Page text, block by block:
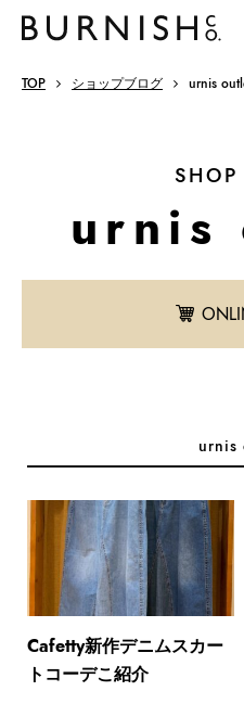
TOP ショップブログ urnis
urnis
urnis
Cafetty新作デニムスカー
トコーデこ紹介